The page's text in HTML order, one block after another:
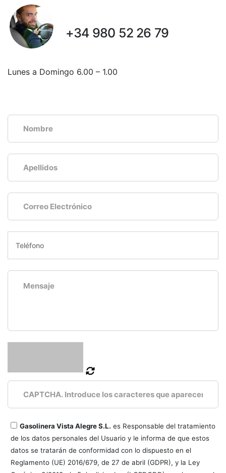
+34 980 52 26 79
Lunes a Domingo 6.00 – 1.00
Gasolinera Vista Alegre S.L. es Responsable del tratamiento
de los datos personales del Usuario y le informa de que estos
datos se tratarán de conformidad con lo dispuesto en el
Reglamento (UE) 2016/679, de 27 de abril (GDPR), y la Ley